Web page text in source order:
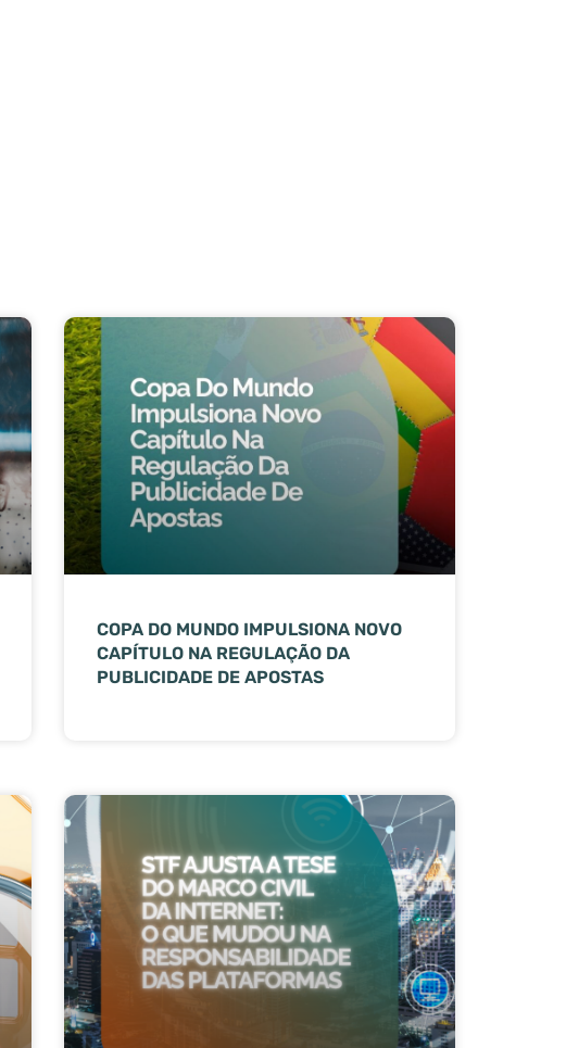
COPA DO MUNDO IMPULSIONA NOVO
CAPÍTULO NA REGULAÇÃO DA
PUBLICIDADE DE APOSTAS